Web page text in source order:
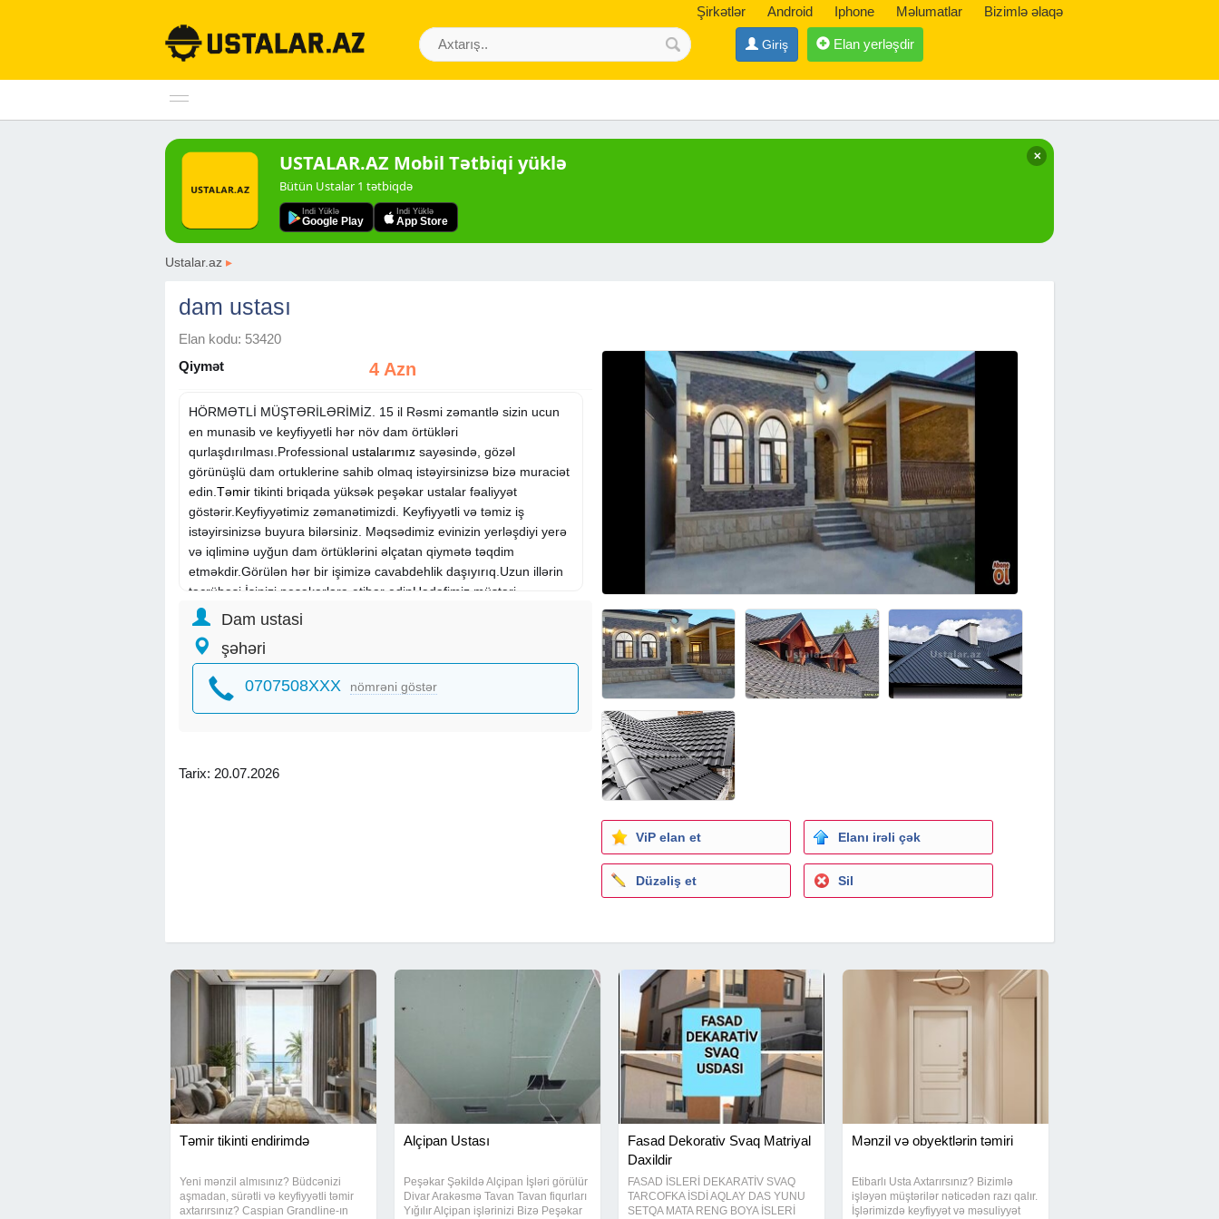
Şirkətlər Android Iphone Məlumatlar Bizimlə əlaqə
Giriş Elan yerləşdir
✕
USTALAR.AZ Mobil Tətbiqi yüklə
Bütün Ustalar 1 tətbiqdə
Indi Yüklə
Google Play
Indi Yüklə
App Store
Ustalar.az ▸
dam ustası
Elan kodu: 53420
Qiymət
4 Azn
HÖRMƏTLİ MÜŞTƏRİLƏRİMİZ. 15 il Rəsmi zəmantlə sizin ucun
en munasib ve keyfiyyetli hər növ dam örtükləri
qurlaşdırılması.Professional ustalarımız sayəsində, gözəl
görünüşlü dam ortuklerine sahib olmaq istəyirsinizsə bizə muraciət
edin. Təmir tikinti briqada yüksək peşəkar ustalar fəaliyyət
göstərir.Keyfiyyətimiz zəmanətimizdi. Keyfiyyətli və təmiz iş
istəyirsinizsə buyura bilərsiniz. Məqsədimiz evinizin yerləşdiyi yerə
və iqliminə uyğun dam örtüklərini əlçatan qiymətə təqdim
etməkdir.Görülən hər bir işimizə cavabdehlik daşıyırıq.Uzun illərin
təcrübəsi.İşinizi peşəkarlara etibar edinHədəfimiz müştəri
məmnuniyyəti və uğurlarımızdır. Hər hansı bir sualınız varsa - bizə
Dam ustasi
şəhəri
0707508XXX nömrəni göstər
Tarix: 20.07.2026
ViP elan et Elanı irəli çək
Düzəliş et Sil
Təmir tikinti endirimdə
Yeni mənzil almısınız? Büdcənizi
aşmadan, sürətli və keyfiyyətli təmir
axtarırsınız? Caspian Grandline-ın
Alçipan Ustası
Peşəkar Şəkildə Alçipan İşləri görülür
Divar Arakəsmə Tavan Tavan fiqurları
Yığılır Alçipan işlərinizi Bizə Peşəkar
Fasad Dekorativ Svaq Matriyal
Daxildir
FASAD İSLERİ DEKARATİV SVAQ
TARCOFKA İSDİ AQLAY DAS YUNU
SETQA MATA RENG BOYA İSLERİ
Mənzil və obyektlərin təmiri
Etibarlı Usta Axtarırsınız? Bizimlə
işləyən müştərilər nəticədən razı qalır.
İşlərimizdə keyfiyyət və məsuliyyət